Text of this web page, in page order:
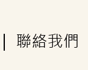
聯絡我們